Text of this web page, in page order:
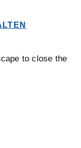
to close the